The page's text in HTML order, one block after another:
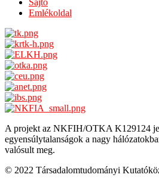
Sajtó
Emlékoldal
A projekt az NKFIH/OTKA K129124
egyensúlytalanságok a nagy
valósult meg.
© 2022 Társadalomtudományi